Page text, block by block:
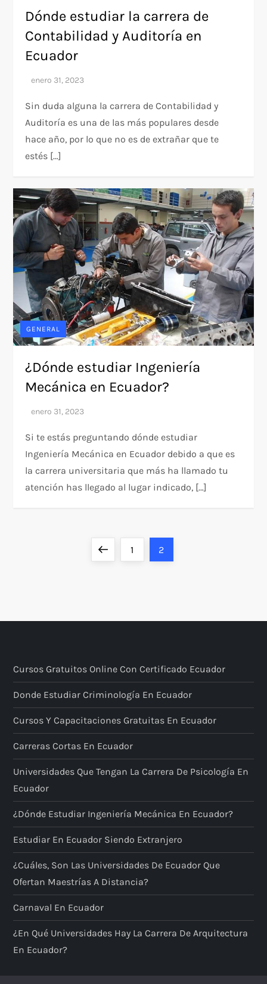
Dónde estudiar la carrera de
Contabilidad y Auditoría en
Ecuador
Sin duda alguna la carrera de Contabilidad y
Auditoría es una de las más populares desde
hace año, por lo que no es de extrañar que te
estés […]
GENERAL
¿Dónde estudiar Ingeniería
Mecánica en Ecuador?
Si te estás preguntando dónde estudiar
Ingeniería Mecánica en Ecuador debido a que es
la carrera universitaria que más ha llamado tu
atención has llegado al lugar indicado, […]
n
a
c
i
ó
n
d
e
e
n
t
PáginaPágina
1 Página
2
Cursos Gratuitos Online Con Certificado Ecuador
Donde Estudiar Criminología En Ecuador
Cursos Y Capacitaciones Gratuitas En Ecuador
Carreras Cortas En Ecuador
Universidades Que Tengan La Carrera De Psicología En
Ecuador
¿Dónde Estudiar Ingeniería Mecánica En Ecuador?
Estudiar En Ecuador Siendo Extranjero
¿Cuáles, Son Las Universidades De Ecuador Que
Ofertan Maestrías A Distancia?
Carnaval En Ecuador
¿En Qué Universidades Hay La Carrera De Arquitectura
En Ecuador?